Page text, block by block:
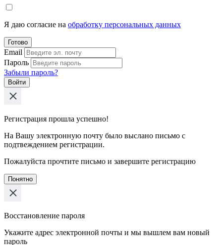
Я даю согласие на обработку персональных данных
Готово
Email
Пароль
Забыли пароль?
Войти
Регистрация прошла успешно!
На Вашу электронную почту было выслано письмо с
подтвеждением регистрации.
Пожалуйста прочтите письмо и завершите регистрацию
Понятно
Восстановление пароля
Укажите адрес электронной почты и мы вышлем вам новый
пароль